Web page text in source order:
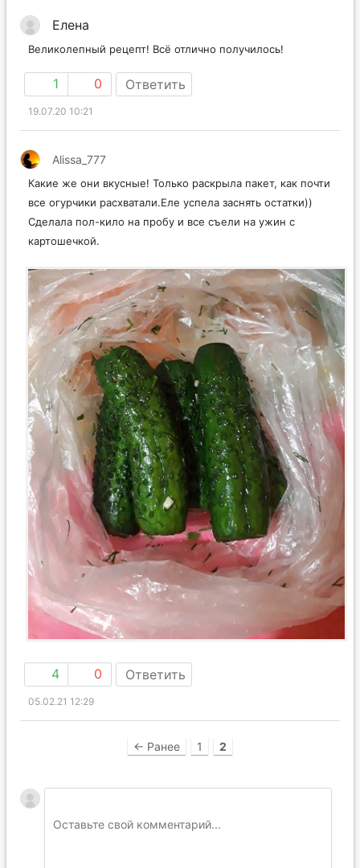
Елена
Великолепный рецепт! Всё отлично получилось!
1 0 Ответить
19.07.20 10:21
Alissa_777
Какие же они вкусные! Только раскрыла пакет, как почти
все огурчики расхватали.Еле успела заснять остатки))
Сделала пол-кило на пробу и все съели на ужин с
картошечкой.
4 0 Ответить
05.02.21 12:29
← Ранее 1 2